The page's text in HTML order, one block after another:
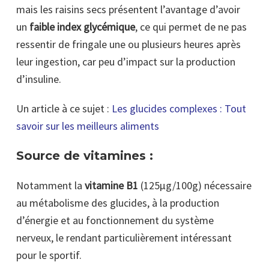
mais les raisins secs présentent l’avantage d’avoir
un faible index glycémique, ce qui permet de ne pas
ressentir de fringale une ou plusieurs heures après
leur ingestion, car peu d’impact sur la production
d’insuline.
Un article à ce sujet : Les glucides complexes : Tout
savoir sur les meilleurs aliments
Source de vitamines :
Notamment la vitamine B1 (125μg/100g) nécessaire
au métabolisme des glucides, à la production
d’énergie et au fonctionnement du système
nerveux, le rendant particulièrement intéressant
pour le sportif.